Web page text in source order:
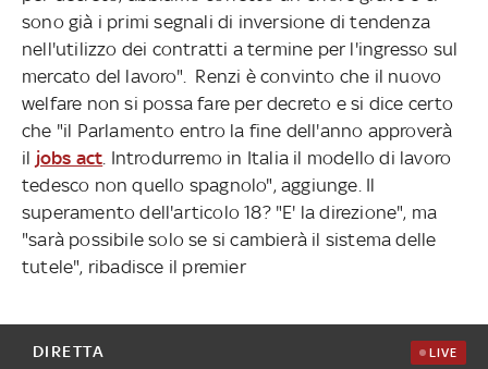
sono già i primi segnali di inversione di tendenza
nell'utilizzo dei contratti a termine per l'ingresso sul
mercato del lavoro". Renzi è convinto che il nuovo
welfare non si possa fare per decreto e si dice certo
che "il Parlamento entro la fine dell'anno approverà
il jobs act . Introdurremo in Italia il modello di lavoro
tedesco non quello spagnolo", aggiunge. Il
superamento dell'articolo 18? "E' la direzione", ma
"sarà possibile solo se si cambierà il sistema delle
tutele", ribadisce il premier
DIRETTA LIVE